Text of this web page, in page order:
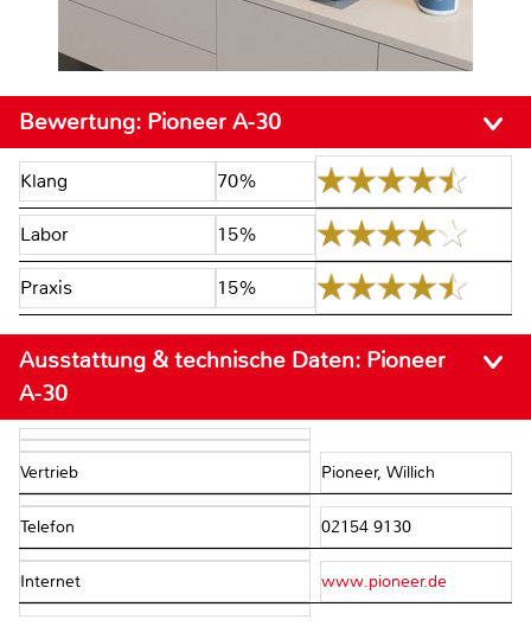
Bewertung: Pioneer A-30
Klang 70%
Labor 15%
Praxis 15%
Ausstattung & technische Daten: Pioneer
A-30
Vertrieb Pioneer, Willich
Telefon 02154 9130
Internet www.pioneer.de